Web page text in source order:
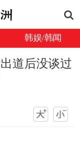
韩娱/韩闻
道后没谈过